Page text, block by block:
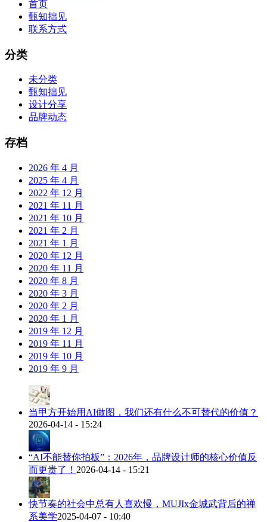
首页
甄知拙见
联系方式
分类
未分类
甄知拙见
设计分享
品牌动态
存档
2026 年 4 月
2025 年 4 月
2022 年 12 月
2021 年 11 月
2021 年 10 月
2021 年 2 月
2021 年 1 月
2020 年 12 月
2020 年 11 月
2020 年 8 月
2020 年 3 月
2020 年 2 月
2020 年 1 月
2019 年 12 月
2019 年 11 月
2019 年 10 月
2019 年 9 月
当甲方开始用AI做图，我们还有什么不可替代的价值？
2026-04-14 - 15:24
“AI不能替你拍板”：2026年，品牌设计师的核心价值反
而更贵了！ 2026-04-14 - 15:21
快节奏的社会中总有人喜欢慢，MUJIx金城武背后的禅
系美学2025-04-07 - 10:40